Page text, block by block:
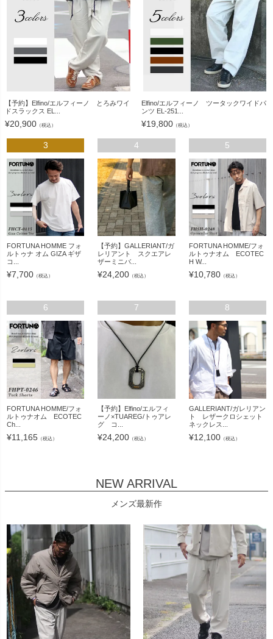
【予約】Elfino/エルフィーノ とろみワイ
ドスラックス EL...
¥20,900 （税込）
Elfino/エルフィーノ ツータックワイドパ
ンツ EL-251...
¥19,800（税込）
3
FORTUNA HOMME フォ
ルトゥナ オム GIZA ギザ
コ...
¥7,700 （税込）
4
【予約】GALLERIANT/ガ
レリアント スクエアレ
ザーミニバ...
¥24,200 （税込）
5
FORTUNA HOMME/フォ
ルトゥナオム ECOTEC
H W...
¥10,780（税込）
6
FORTUNA HOMME/フォ
ルトゥナオム ECOTEC
Ch...
¥11,165 （税込）
7
【予約】Elfino/エルフィ
ーノ×TUAREG/トゥアレ
グ コ...
¥24,200 （税込）
8
GALLERIANT/ガレリアン
ト レザークロシェット
ネックレス...
¥12,100（税込）
NEW ARRIVAL
メンズ最新作